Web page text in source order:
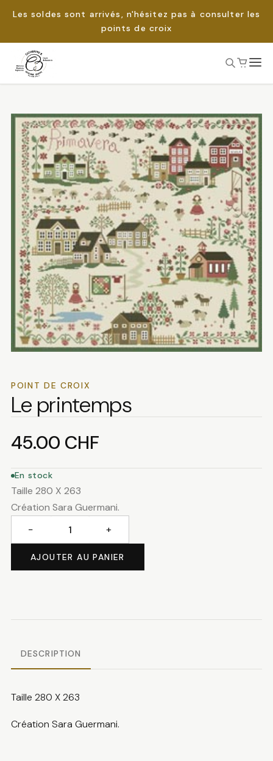
Les soldes sont arrivés, n'hésitez pas à consulter les
points de croix
Passer
POINT DE CROIX
Le printemps
45.00 CHF
En stock
Taille 280 X 263
Création Sara Guermani.
Le
− +
AJOUTER AU PANIER
DESCRIPTION
Taille 280 X 263
Création Sara Guermani.